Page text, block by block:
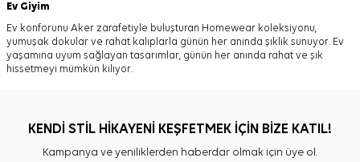
Ev Giyim
Ev konforunu Aker zarafetiyle buluşturan Homewear koleksiyonu,
yumuşak dokular ve rahat kalıplarla günün her anında şıklık sunuyor. Ev
yaşamına uyum sağlayan tasarımlar, günün her anında rahat ve şık
hissetmeyi mümkün kılıyor.
KENDİ STİL HİKAYENİ KEŞFETMEK İÇİN BİZE KATIL!
Kampanya ve yeniliklerden haberdar olmak için üye ol.